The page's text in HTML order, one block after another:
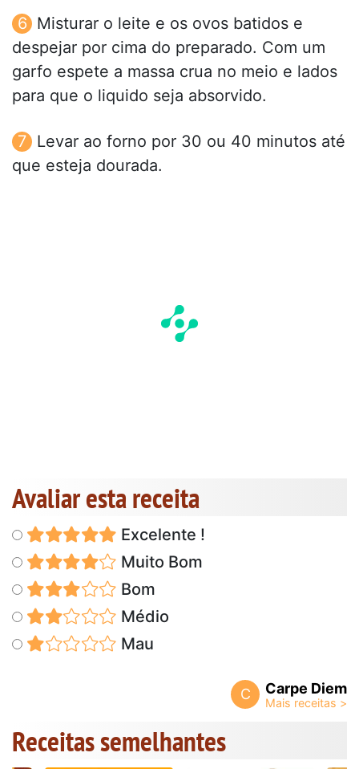
Misturar o leite e os ovos batidos e
despejar por cima do preparado. Com um
garfo espete a massa crua no meio e lados
para que o liquido seja absorvido.
Levar ao forno por 30 ou 40 minutos até
que esteja dourada.
Avaliar esta receita
Excelente !
Muito Bom
Bom
Médio
Mau
C Carpe Diem
Receitas semelhantes